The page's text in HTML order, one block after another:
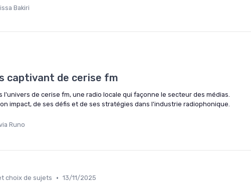
Bakiri
captivant de cerise fm
l'univers de cerise fm, une radio locale qui façonne le secteur des médias.
impact, de ses défis et de ses stratégies dans l'industrie radiophonique.
Runo
choix de sujets • 13/11/2025